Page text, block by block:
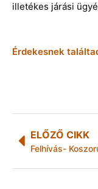
illetékes járási
Érdekesnek
ELŐZŐ CIKK